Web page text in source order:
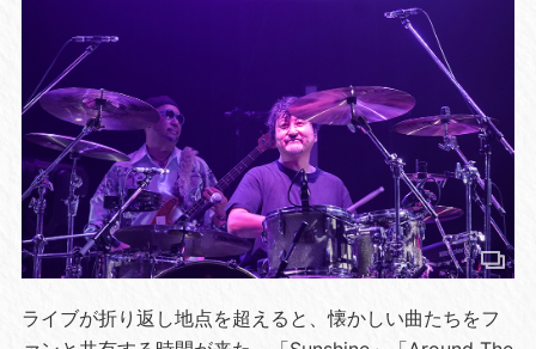
ライブが折り返し地点を超えると、懐かしい曲たちをフ